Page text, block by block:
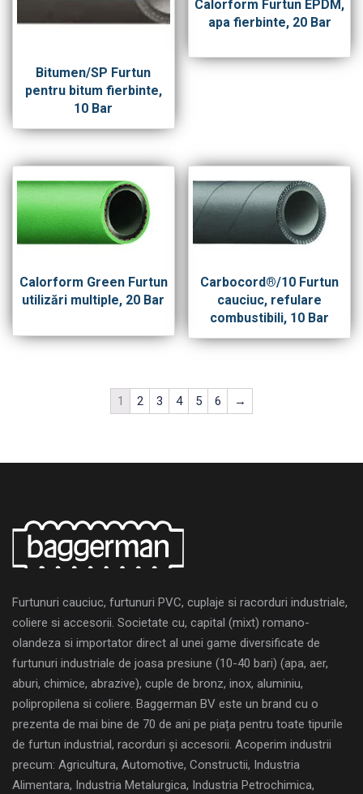
Bitumen/SP Furtun
pentru bitum fierbinte,
10 Bar
Calorform Furtun EPDM,
apa fierbinte, 20 Bar
Calorform Green Furtun
utilizări multiple, 20 Bar
Carbocord®/10 Furtun
cauciuc, refulare
combustibili, 10 Bar
1 2 3 4 5 6 →
Furtunuri cauciuc, furtunuri PVC, cuplaje si racorduri industriale,
coliere si accesorii. Societate cu, capital (mixt) romano-
olandeza si importator direct al unei game diversificate de
furtunuri industriale de joasa presiune (10-40 bari) (apa, aer,
aburi, chimice, abrazive), cuple de bronz, inox, aluminiu,
polipropilena si coliere. Baggerman BV este un brand cu o
prezenta de mai bine de 70 de ani pe piața pentru toate tipurile
de furtun industrial, racorduri și accesorii. Acoperim industrii
precum: Agricultura, Automotive, Constructii, Industria
Alimentara, Industria Metalurgica, Industria Petrochimica,